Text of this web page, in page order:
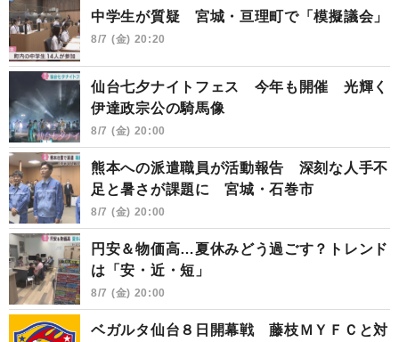
中学生が質疑 宮城・亘理町で「模擬議会」
8/7 (金) 20:20
仙台七夕ナイトフェス 今年も開催 光輝く
伊達政宗公の騎馬像
8/7 (金) 20:00
熊本への派遣職員が活動報告 深刻な人手不
足と暑さが課題に 宮城・石巻市
8/7 (金) 20:00
円安＆物価高…夏休みどう過ごす？トレンド
は「安・近・短」
8/7 (金) 20:00
ベガルタ仙台８日開幕戦 藤枝ＭＹＦＣと対